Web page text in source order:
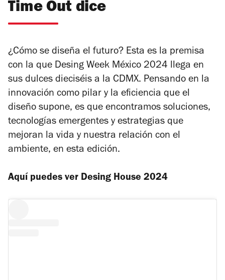
Time Out dice
¿Cómo se diseña el futuro? Esta es la premisa
con la que Desing Week México 2024 llega en
sus dulces dieciséis a la CDMX. Pensando en la
innovación como pilar y la eficiencia que el
diseño supone, es que encontramos soluciones,
tecnologías emergentes y estrategias que
mejoran la vida y nuestra relación con el
ambiente, en esta edición.
Aquí puedes ver Desing House 2024